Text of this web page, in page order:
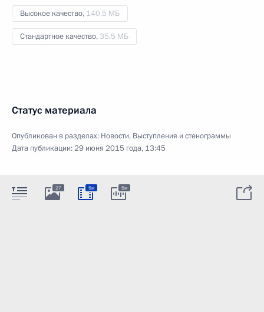
Высокое качество, 140.5 МБ
Стандартное качество, 35.5 МБ
Статус материала
Опубликован в разделах: Новости, Выступления и стенограммы
Дата публикации:29 июня 2015 года, 13:45
27 5м 5м